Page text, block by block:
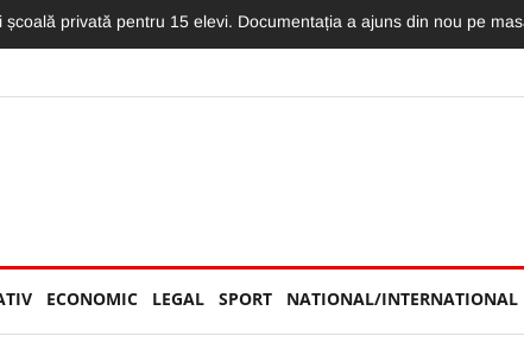
privată pentru 15 elevi. Documentația a ajuns din nou pe
ECONOMIC LEGAL SPORT NATIONAL/INTERNATIONAL